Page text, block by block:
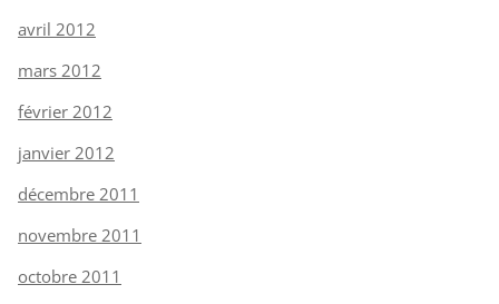
avril 2012
mars 2012
février 2012
janvier 2012
décembre 2011
novembre 2011
octobre 2011